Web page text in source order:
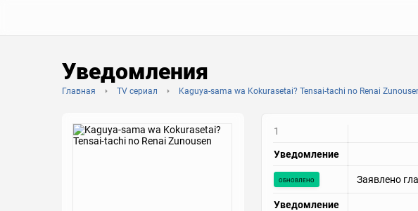
Уведомления
Главная TV сериал Kaguya-sama wa Kokurasetai? Tensai-tachi no Renai
1
Уведомление
обновлено Заявлено
Уведомление